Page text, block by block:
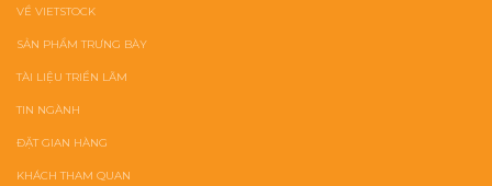
VỀ VIETSTOCK
SẢN PHẨM TRƯNG BÀY
TÀI LIỆU TRIỂN LÃM
TIN NGÀNH
ĐẶT GIAN HÀNG
KHÁCH THAM QUAN